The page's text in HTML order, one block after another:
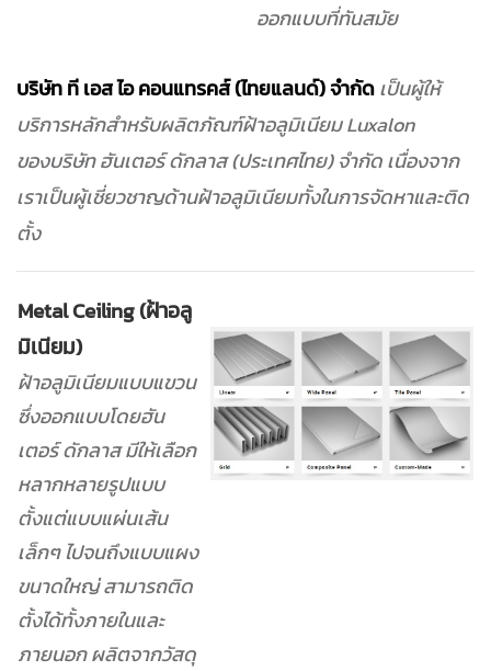
ออกแบบที่ทันสมัย
บริษัท ที เอส ไอ คอนแทรคส์ (ไทยแลนด์)จำกัดเป็นผู้ให้
บริการหลักสำหรับผลิตภัณฑ์ฝ้าอลูมิเนียม Luxalon
ของบริษัท ฮันเตอร์ ดักลาส (ประเทศไทย) จำกัด เนื่องจาก
เราเป็นผู้เชี่ยวชาญด้านฝ้าอลูมิเนียมทั้งในการจัดหาและติด
ตั้ง
Metal Ceiling (ฝ้าอลู
มิเนียม)
ฝ้าอลูมิเนียมแบบแขวน
ซึ่งออกแบบโดยฮัน
เตอร์ ดักลาส มีให้เลือก
หลากหลายรูปแบบ
ตั้งแต่แบบแผ่นเส้น
เล็กๆ ไปจนถึงแบบแผง
ขนาดใหญ่ สามารถติด
ตั้งได้ทั้งภายในและ
ภายนอก ผลิตจากวัสดุ